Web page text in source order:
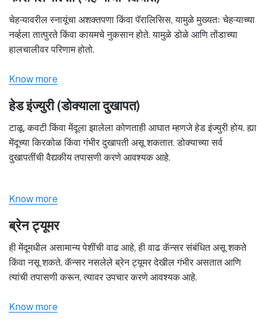
चेहऱ्यावरील स्नायूंचा अशक्तपणा किंवा पॅरालिसिस, यामुळे मुख्यतः चेहऱ्याच्या
नर्व्हला तात्पुरते किंवा कायमचे नुकसान होते. यामुळे डोळे आणि तोंडाच्या
हालचालीवर परिणाम होतो.
Know more
हेड इंज्युरी (डोक्याला दुखापत)
टाळू, कवटी किंवा मेंदूला झालेला कोणताही आघात म्हणजे हेड इंज्युरी होय. ह्या
मेंदूच्या किरकोळ किंवा गंभीर दुखापती असू शकतात. डोक्याच्या सर्व
दुखापतींची वैद्यकीय तपासणी करणे आवश्यक आहे.
Know more
ब्रेन ट्यूमर
ही मेंदूमधील असामान्य पेशींची वाढ आहे, ही वाढ कॅन्सर संबंधित असू शकते
किंवा नसू शकते. कॅन्सर नसलेले ब्रेन ट्यूमर देखील गंभीर असतात आणि
त्यांची तपासणी करून, त्यावर उपचार करणे आवश्यक आहे.
Know more